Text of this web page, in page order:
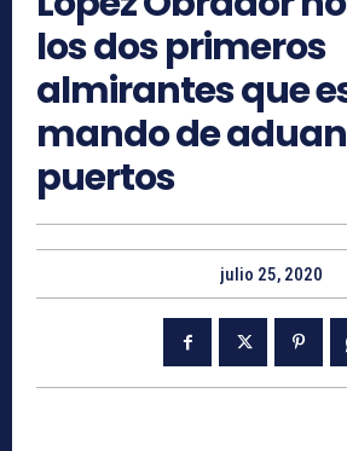
los dos primeros
almirantes que
mando de
puertos
julio 25, 2020